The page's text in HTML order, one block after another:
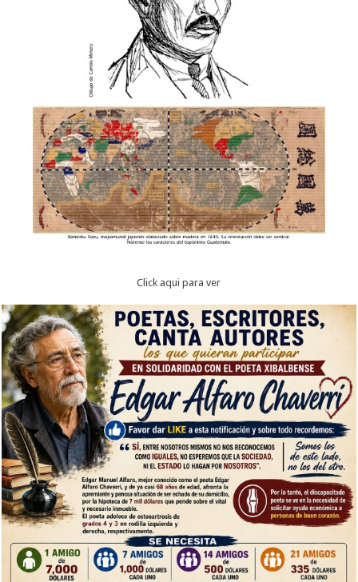
Click aqui para ver